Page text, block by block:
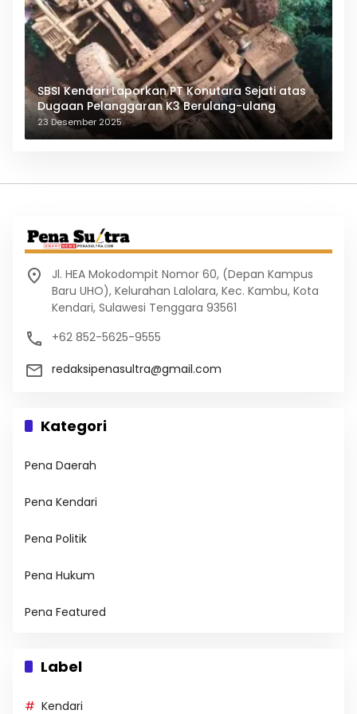
SBSI Kendari Laporkan PT Konutara Sejati atas
Dugaan Pelanggaran K3 Berulang-ulang
23 Desember 2025
Jl. HEA Mokodompit Nomor 60, (Depan Kampus
Baru UHO), Kelurahan Lalolara, Kec. Kambu, Kota
Kendari, Sulawesi Tenggara 93561
+62 852-5625-9555
redaksipenasultra@gmail.com
Kategori
Pena Daerah
Pena Kendari
Pena Politik
Pena Hukum
Pena Featured
Label
Kendari